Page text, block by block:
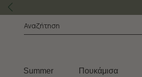
Summer
Πουκάμισα